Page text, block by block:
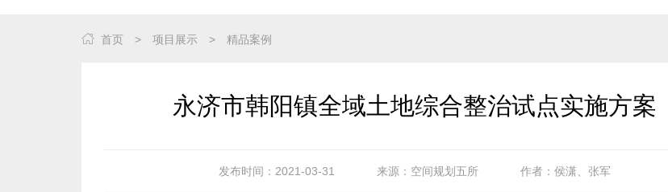
首页 > 项目展示 > 精品案例
永济市韩阳镇全域土地综合整治试点实施方案
发布时间：2021-03-31 来源：空间规划五所 作者：侯潇、张军